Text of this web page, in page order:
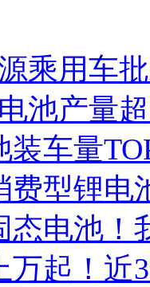
乘用车
池产量
装车量
费型锂电
态电池！
万起！近